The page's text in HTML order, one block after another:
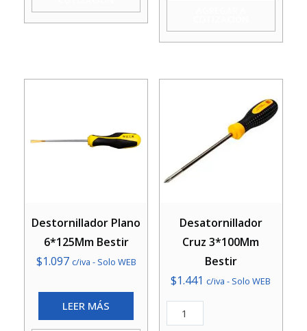
Destornillador Plano
6*125Mm Bestir
$1.097 c/iva - Solo WEB
LEER MÁS
Desatornillador
Cruz 3*100Mm
Bestir
$1.441 c/iva - Solo WEB
Desatornillador